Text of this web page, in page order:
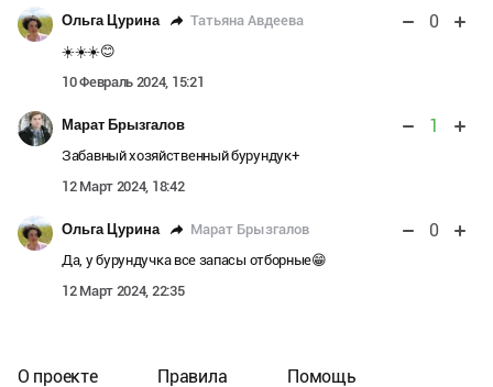
Ольга Цурина Татьяна Авдеева 0
☀️☀️☀️😊
10 Февраль 2024, 15:21
Марат Брызгалов 1
Забавный хозяйственный бурундук+
12 Март 2024, 18:42
Ольга Цурина Марат Брызгалов 0
Да, у бурундучка все запасы отборные😁
12 Март 2024, 22:35
О проекте Правила Помощь